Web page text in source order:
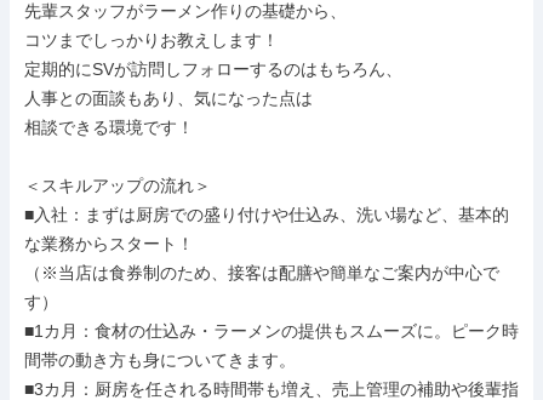
先輩スタッフがラーメン作りの基礎から、
コツまでしっかりお教えします！
定期的にSVが訪問しフォローするのはもちろん、
人事との面談もあり、気になった点は
相談できる環境です！
＜スキルアップの流れ＞
■入社：まずは厨房での盛り付けや仕込み、洗い場など、基本的
な業務からスタート！
（※当店は食券制のため、接客は配膳や簡単なご案内が中心で
す）
■1カ月：食材の仕込み・ラーメンの提供もスムーズに。ピーク時
間帯の動き方も身についてきます。
■3カ月：厨房を任される時間帯も増え、売上管理の補助や後輩指